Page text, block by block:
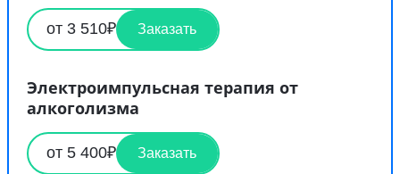
от 3 510₽ Заказать
Электроимпульсная терапия от
алкоголизма
от 5 400₽ Заказать